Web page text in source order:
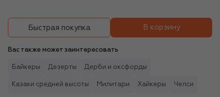
Быстрая покупка В корзину
Вас также может заинтересовать
Байкеры Дезерты Дерби и оксфорды
Казаки средней высоты Милитари Хайкеры Челси